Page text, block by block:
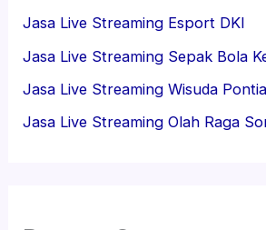
Jasa Live Streaming Esport DKI
Jasa Live Streaming Sepak Bola
Jasa Live Streaming Wisuda
Jasa Live Streaming Olah Raga